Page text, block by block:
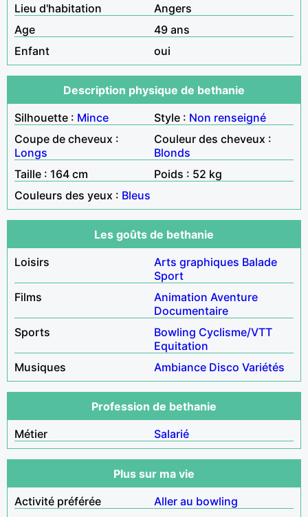
Lieu d'habitation
Angers
Age
49 ans
Enfant
oui
Description physique de bethanie
Silhouette : Mince Style : Non renseigné
Coupe de cheveux :
Longs
Couleur des cheveux :
Blonds
Taille : 164 cm
Poids : 52 kg
Couleurs des yeux : Bleus
Les goûts de bethanie
Loisirs
Arts graphiques Balade
Sport
Films
Animation Aventure
Documentaire
Sports
Bowling Cyclisme/VTT
Equitation
Musiques
Ambiance Disco Variétés
Profession de bethanie
Métier
Salarié
Plus sur ma vie
Activité préférée
Aller au bowling